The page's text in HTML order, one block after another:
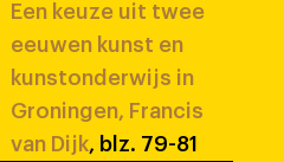
Een keuze uit twee
eeuwen kunst en
kunstonderwijs in
Groningen, Francis
van Dijk, blz. 79-81